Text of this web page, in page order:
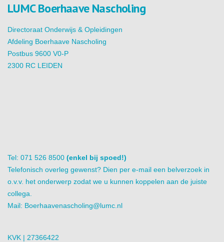
LUMC Boerhaave Nascholing
Directoraat Onderwijs & Opleidingen
Afdeling Boerhaave Nascholing
Postbus 9600 V0-P
2300 RC LEIDEN
Tel: 071 526 8500 (enkel bij spoed!)
Telefonisch overleg gewenst? Dien per e-mail een belverzoek in
o.v.v. het onderwerp zodat we u kunnen koppelen aan de juiste
collega.
Mail: Boerhaavenascholing@lumc.nl
KVK | 27366422